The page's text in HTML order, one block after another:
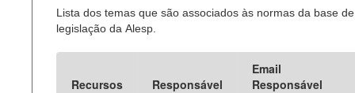
Lista dos temas que são associados às normas da base de
legislação da Alesp.
Recursos Responsável
Email
Responsável